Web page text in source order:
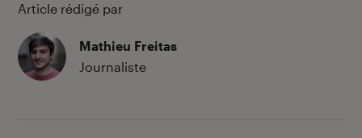
Article rédigé par
Mathieu Freitas
Journaliste